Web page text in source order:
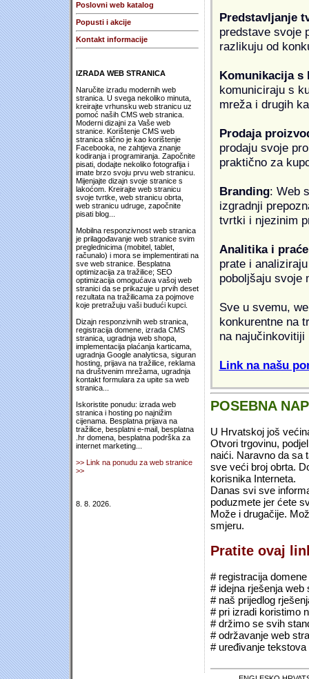
Poslovni web katalog
Popusti i akcije
Kontakt informacije
IZRADA WEB STRANICA
Naručite izradu modernih web
stranica. U svega nekoliko minuta,
kreirajte vrhunsku web stranicu uz
pomoć naših CMS web stranica.
Moderni dizajni za Vaše web
stranice. Korištenje CMS web
stranica slično je kao korištenje
Facebooka, ne zahtjeva znanje
kodiranja i programiranja. Započnite
pisati, dodajte nekoliko fotografija i
imate brzo svoju prvu web stranicu.
Mijenjajte dizajn svoje stranice s
lakoćom. Kreirajte web stranicu
svoje tvrtke, web stranicu obrta,
web stranicu udruge, započnite
pisati blog...
Mobilna responzivnost web stranica
je prilagođavanje web stranice svim
preglednicima (mobitel, tablet,
računalo) i mora se implementirati na
sve web stranice. Besplatna
optimizacija za tražilice; SEO
optimizacija omogućava vašoj web
stranici da se prikazuje u prvih deset
rezultata na tražilicama za pojmove
koje pretražuju vaši budući kupci.
Dizajn responzivnih web stranica,
registracija domene, izrada CMS
stranica, ugradnja web shopa,
implementacija plaćanja karticama,
ugradnja Google analyticsa, siguran
hosting, prijava na tražilice, reklama
na društvenim mrežama, ugradnja
kontakt formulara za upite sa web
stranica...
Iskoristite ponudu: izrada web
stranica i hosting po najnižim
cijenama. Besplatna prijava na
tražilice, besplatni e-mail, besplatna
.hr domena, besplatna podrška za
internet marketing...
>> Link na ponudu za web stranice
>>
8. 8. 2026.
Predstavljanje
predstave svoje
razlikuju od
Komunikacija s
komuniciraju s
mreža i drugih
Prodaja
prodaju svoje
praktično za
Branding: Web
izgradnji
tvrtki i njezinim
Analitika i
prate i
poboljšaju svoje
Sve u svemu,
konkurentne na
na najučinkovitiji
Link na našu
POSEBNA
U Hrvatskoj još
Otvori trgovinu,
naići. Naravno da sa
sve veći broj obrta.
korisnika Interneta.
Danas svi sve
poduzmete jer ćete
Može i drugačije.
smjeru.
Pratite ovaj
# registracija
# idejna rješenja web
# naš prijedlog
# pri izradi koristimo
# držimo se svih
# održavanje web
# uređivanje